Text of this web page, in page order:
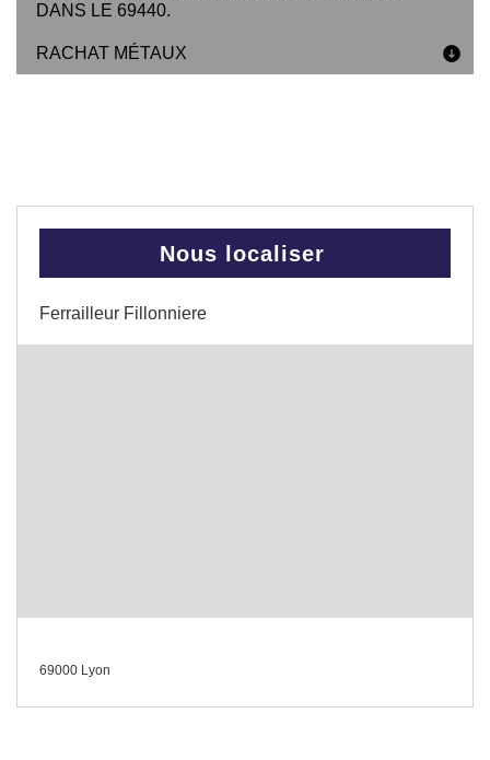
DANS LE 69440.
RACHAT MÉTAUX
Nous localiser
Ferrailleur Fillonniere
69000 Lyon